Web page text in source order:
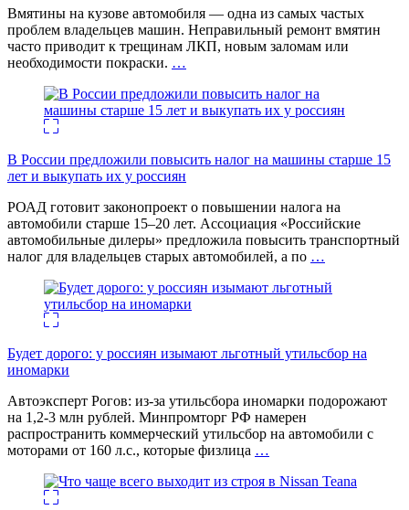
Вмятины на кузове автомобиля — одна из самых частых
проблем владельцев машин. Неправильный ремонт вмятин
часто приводит к трещинам ЛКП, новым заломам или
необходимости покраски. …
В России предложили повысить налог на машины старше 15
лет и выкупать их у россиян
РОАД готовит законопроект о повышении налога на
автомобили старше 15–20 лет. Ассоциация «Российские
автомобильные дилеры» предложила повысить транспортный
налог для владельцев старых автомобилей, а по …
Будет дорого: у россиян изымают льготный утильсбор на
иномарки
Автоэксперт Рогов: из-за утильсбора иномарки подорожают
на 1,2-3 млн рублей. Минпромторг РФ намерен
распространить коммерческий утильсбор на автомобили с
моторами от 160 л.с., которые физлица …